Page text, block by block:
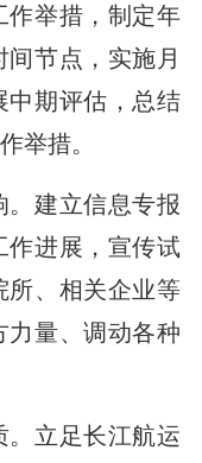
作举措，制定年
节点，实施月
中期评估，总结
举措。
建立信息专报
作进展，宣传试
所、相关企业等
力量、调动各种
。立足长江航运